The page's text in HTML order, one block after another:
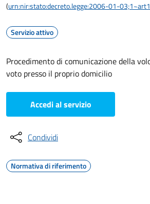
(urn:nir:stato:decreto.legge:2006-01-03;1~art1
Servizio attivo
Procedimento di comunicazione della
voto presso il proprio domicilio
Accedi al servizio
Condividi
Normativa di riferimento